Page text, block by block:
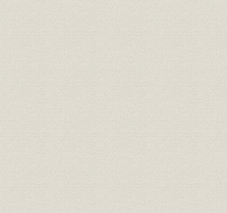
第3章 コンピュータ導入と利用の模索
第4章 全社的なコンピュータ利用の展開
第5章 コンピュータによる一貫生産管理
第6章 複数製鉄所への対応
第7章 技術分野におけるコンピュータ利用
第8章 新日鉄発足の準備作業
第7編 経理・資金部門
第1章 社業発展に伴う経理状況
第2章 財務体制の確立と資金調達
第8編 人事・労働部門